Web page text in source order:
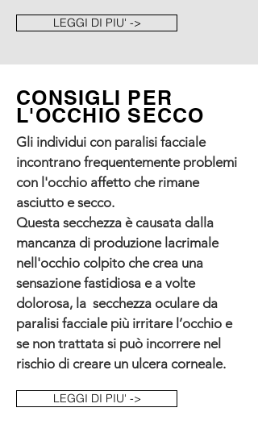
LEGGI DI PIU' ->
CONSIGLI PER
L'OCCHIO SECCO
Gli individui con paralisi facciale
incontrano frequentemente problemi
con l'occhio affetto che rimane
asciutto e secco.
Questa secchezza è causata dalla
mancanza di produzione lacrimale
nell'occhio colpito che crea una
sensazione fastidiosa e a volte
dolorosa, la secchezza oculare da
paralisi facciale più irritare l’occhio e
se non trattata si può incorrere nel
rischio di creare un ulcera corneale.
LEGGI DI PIU' ->